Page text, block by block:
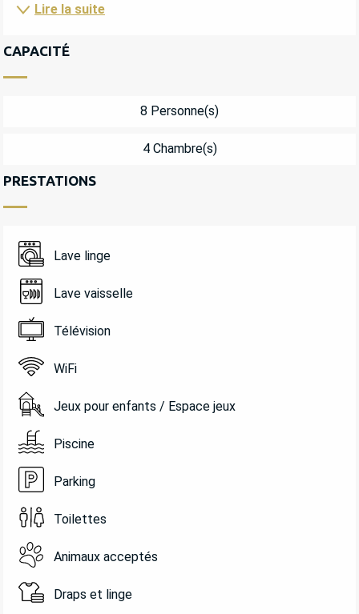
Lire la suite
CAPACITÉ
8 Personne(s)
4 Chambre(s)
PRESTATIONS
Lave linge
Lave vaisselle
Télévision
WiFi
Jeux pour enfants / Espace jeux
Piscine
Parking
Toilettes
Animaux acceptés
Draps et linge